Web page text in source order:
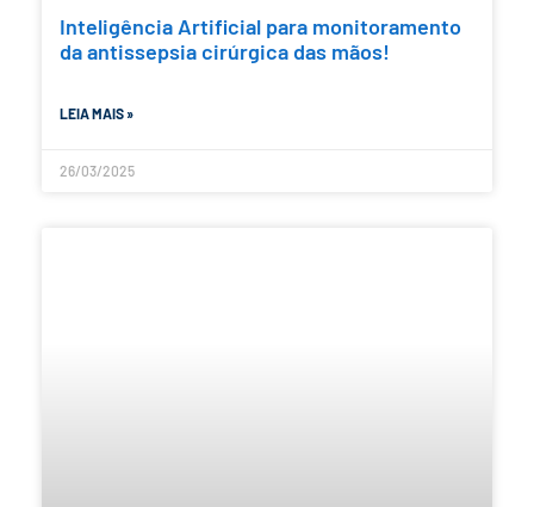
Inteligência Artificial para monitoramento
da antissepsia cirúrgica das mãos!
LEIA MAIS »
26/03/2025